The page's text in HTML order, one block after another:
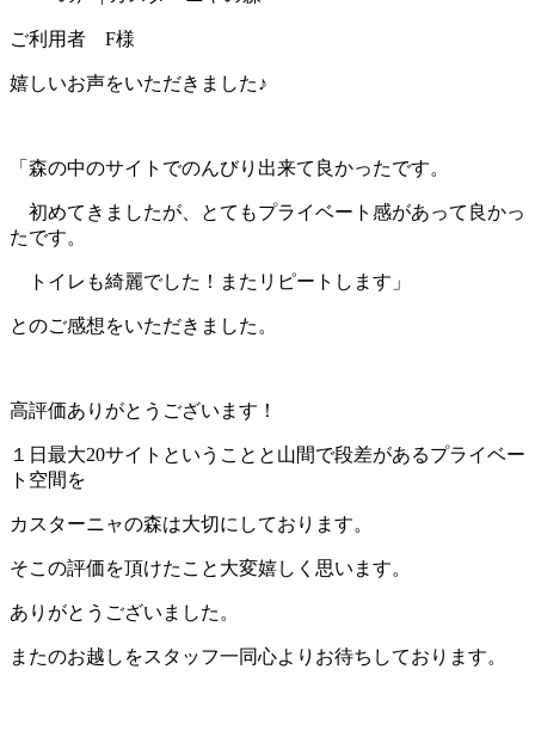
ご利用者 F様
嬉しいお声をいただきました♪
「森の中のサイトでのんびり出来て良かったです。
初めてきましたが、とてもプライベート感があって良かっ
たです。
トイレも綺麗でした！またリピートします」
とのご感想をいただきました。
高評価ありがとうございます！
１日最大20サイトということと山間で段差があるプライベー
ト空間を
カスターニャの森は大切にしております。
そこの評価を頂けたこと大変嬉しく思います。
ありがとうございました。
またのお越しをスタッフ一同心よりお待ちしております。